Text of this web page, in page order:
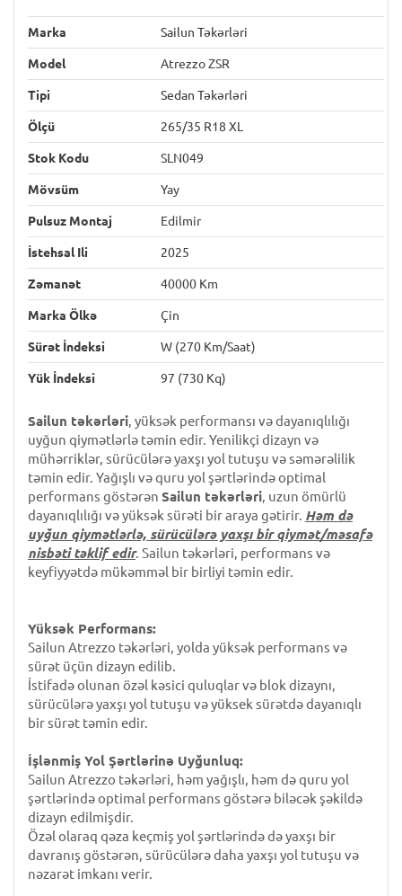
Marka Sailun Təkərləri
Model Atrezzo ZSR
Tipi Sedan Təkərləri
Ölçü 265/35 R18 XL
Stok Kodu SLN049
Mövsüm Yay
Pulsuz Montaj Edilmir
İstehsal Ili 2025
Zəmanət 40000 Km
Marka Ölkə Çin
Sürət İndeksi W (270 Km/saat)
Yük İndeksi 97 (730 Kq)
Sailun təkərləri, yüksək performansı və dayanıqlılığı
uyğun qiymətlərlə təmin edir. Yenilikçi dizayn və
mühərriklər, sürücülərə yaxşı yol tutuşu və səmərəlilik
təmin edir. Yağışlı və quru yol şərtlərində optimal
performans göstərən Sailun təkərləri, uzun ömürlü
dayanıqlılığı və yüksək sürəti bir araya gətirir. Həm də
uyğun qiymətlərlə, sürücülərə yaxşı bir qiymət/məsafə
nisbəti təklif edir. Sailun təkərləri, performans və
keyfiyyətdə mükəmməl bir birliyi təmin edir.
Yüksək Performans:
Sailun Atrezzo təkərləri, yolda yüksək performans və
sürət üçün dizayn edilib.
İstifadə olunan özəl kəsici quluqlar və blok dizaynı,
sürücülərə yaxşı yol tutuşu və yüksek sürətdə dayanıqlı
bir sürət təmin edir.
İşlənmiş Yol Şərtlərinə Uyğunluq:
Sailun Atrezzo təkərləri, həm yağışlı, həm də quru yol
şərtlərində optimal performans göstərə biləcək şəkildə
dizayn edilmişdir.
Özəl olaraq qəza keçmiş yol şərtlərində də yaxşı bir
davranış göstərən, sürücülərə daha yaxşı yol tutuşu və
nəzarət imkanı verir.